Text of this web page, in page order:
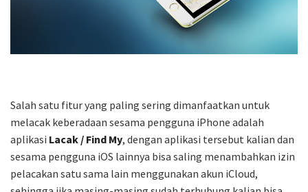
Salah satu fitur yang paling sering dimanfaatkan untuk
melacak keberadaan sesama pengguna iPhone adalah
aplikasi Lacak / Find My, dengan aplikasi tersebut kalian dan
sesama pengguna iOS lainnya bisa saling menambahkan izin
pelacakan satu sama lain menggunakan akun iCloud,